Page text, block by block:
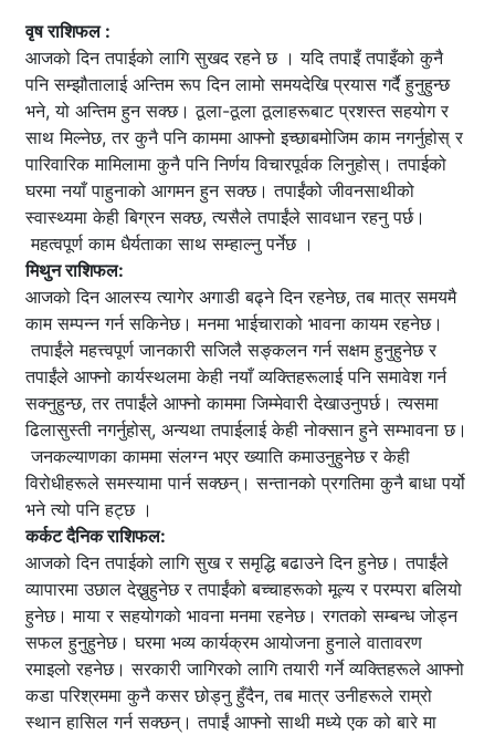
वृष राशिफल :
आजको दिन तपाईको लागि सुखद रहने छ । यदि तपाइँ तपाइँको कुनै
पनि सम्झौतालाई अन्तिम रूप दिन लामो समयदेखि प्रयास गर्दै हुनुहुन्छ
भने, यो अन्तिम हुन सक्छ। ठूला-ठूला ठूलाहरूबाट प्रशस्त सहयोग र
साथ मिल्नेछ, तर कुनै पनि काममा आफ्नो इच्छाबमोजिम काम नगर्नुहोस् र
पारिवारिक मामिलामा कुनै पनि निर्णय विचारपूर्वक लिनुहोस्। तपाईको
घरमा नयाँ पाहुनाको आगमन हुन सक्छ। तपाईंको जीवनसाथीको
स्वास्थ्यमा केही बिग्रन सक्छ, त्यसैले तपाईंले सावधान रहनु पर्छ।
महत्वपूर्ण काम धैर्यताका साथ सम्हाल्नु पर्नेछ ।
मिथुन राशिफल:
आजको दिन आलस्य त्यागेर अगाडी बढ्ने दिन रहनेछ, तब मात्र समयमै
काम सम्पन्न गर्न सकिनेछ। मनमा भाईचाराको भावना कायम रहनेछ।
तपाईंले महत्त्वपूर्ण जानकारी सजिलै सङ्कलन गर्न सक्षम हुनुहुनेछ र
तपाईंले आफ्नो कार्यस्थलमा केही नयाँ व्यक्तिहरूलाई पनि समावेश गर्न
सक्नुहुन्छ, तर तपाईंले आफ्नो काममा जिम्मेवारी देखाउनुपर्छ। त्यसमा
ढिलासुस्ती नगर्नुहोस्, अन्यथा तपाईलाई केही नोक्सान हुने सम्भावना छ।
जनकल्याणका काममा संलग्न भएर ख्याति कमाउनुहुनेछ र केही
विरोधीहरूले समस्यामा पार्न सक्छन्। सन्तानको प्रगतिमा कुनै बाधा पर्यो
भने त्यो पनि हट्छ ।
कर्कट दैनिक राशिफल:
आजको दिन तपाईको लागि सुख र समृद्धि बढाउने दिन हुनेछ। तपाईंले
व्यापारमा उछाल देख्नुहुनेछ र तपाईंको बच्चाहरूको मूल्य र परम्परा बलियो
हुनेछ। माया र सहयोगको भावना मनमा रहनेछ। रगतको सम्बन्ध जोड्न
सफल हुनुहुनेछ। घरमा भव्य कार्यक्रम आयोजना हुनाले वातावरण
रमाइलो रहनेछ। सरकारी जागिरको लागि तयारी गर्ने व्यक्तिहरूले आफ्नो
कडा परिश्रममा कुनै कसर छोड्नु हुँदैन, तब मात्र उनीहरूले राम्रो
स्थान हासिल गर्न सक्छन्। तपाईं आफ्नो साथी मध्ये एक को बारे मा